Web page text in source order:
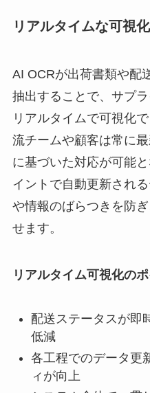
リアルタイムな可視化
AI OCRが出荷書類や配
抽出することで、サプ
リアルタイムで可視化
流チームや顧客は常に
に基づいた対応が可能
イントで自動更新され
や情報のばらつきを防
せます。
リアルタイム可視化の
配送ステータスが即
低減
各工程でのデータ更
ィが向上